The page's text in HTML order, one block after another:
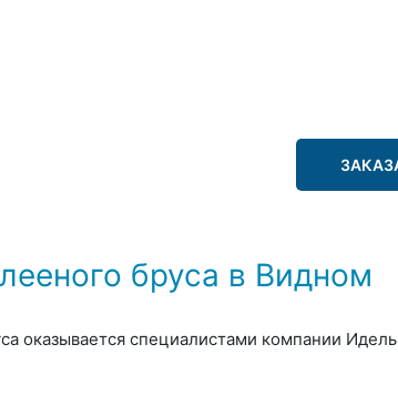
бруса в Видном
оказывается специалистами компании